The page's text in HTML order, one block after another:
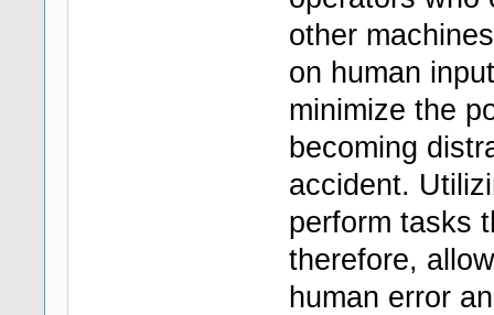
other
on human
minimize the
becoming
accident.
perform tasks
therefore,
human error